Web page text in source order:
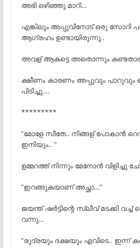
അഭി ഒഴിഞ്ഞു മാറി…
എങ്കിലും അപ്പുവിനോട് ഒരു സോറി
ആഗ്രഹം ഉണ്ടായിരുന്നു..
അവള് ആകട്ടെ അതൊന്നും കണ്ടതായി
ക്ഷീണം കാരണം അപ്പുവും പാറുവും
പിടിച്ചു….
*********
“മോളേ സീതേ.. നിങ്ങള് പോകാൻ
ഇനിയും.. ”
ഉമ്മറത്ത് നിന്നും മേനോന്വിളിച്ചു
“ഇറങ്ങുകയാണ് അച്ഛാ…”
ജയന്ത് ഷർട്ടിന്റെ സ്ലീവ് മടക്കി
വന്നു…
“രുദ്രയും ദക്ഷയും എവിടെ.. ഇന്ന്